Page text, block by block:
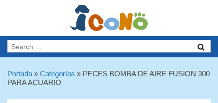
Portada » Categorías » PECES BOMBA DE AIRE FUSION 300
PARA ACUARIO